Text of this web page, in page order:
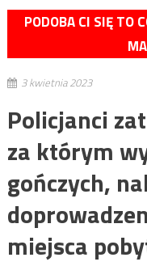
PODOBA CI SIĘ TO
3 kwietnia 2023
Policjanci
za którym
gończych,
miejsca